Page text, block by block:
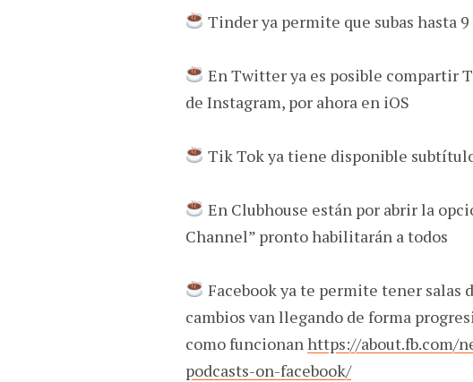
Tinder ya permite que subas hasta
En Twitter ya es posible compartir
de Instagram, por ahora en iOS
Tik Tok ya tiene disponible
En Clubhouse están por abrir la
Channel” pronto habilitarán a todos
Facebook ya te permite tener salas
cambios van llegando de forma
como funcionan https://about.fb.com/
podcasts-on-facebook/